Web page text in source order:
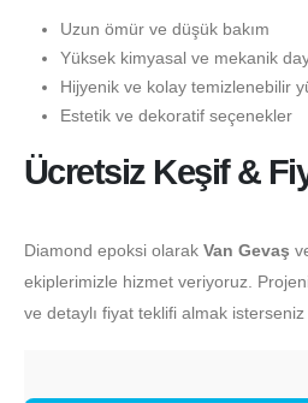
Uzun ömür ve düşük bakım
Yüksek kimyasal ve mekanik
Hijyenik ve kolay temizlenebilir
Estetik ve dekoratif seçenekler
Ücretsiz Keşif &
Diamond epoksi olarak Van Gevaş
ekiplerimizle hizmet veriyoruz.
ve detaylı fiyat teklifi almak